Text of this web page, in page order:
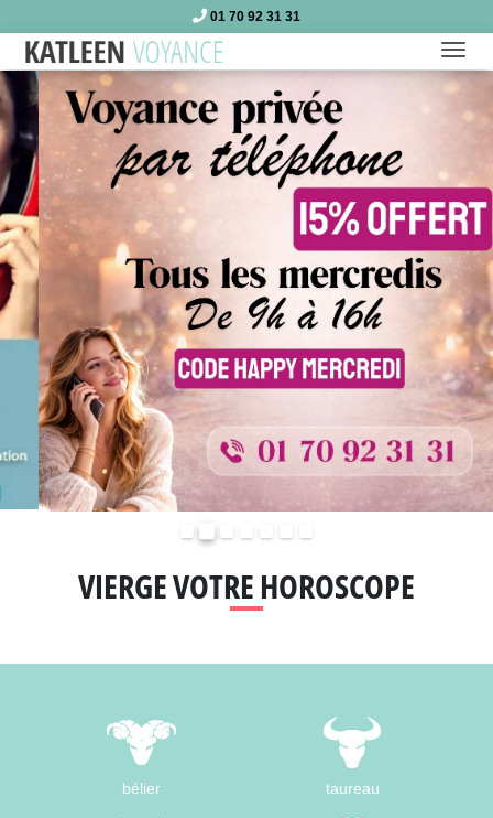
01 70 92 31 31
VIERGE VOTRE HOROSCOPE
bélier taureau